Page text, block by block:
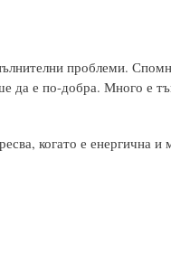
проблеми.
да е по-добра. Много е
когато е енергична